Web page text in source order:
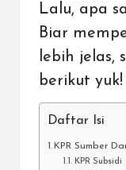
Lalu, apa
Biar
lebih jelas,
berikut yuk!
Daftar Isi
KPR Sumber
KPR Subsidi